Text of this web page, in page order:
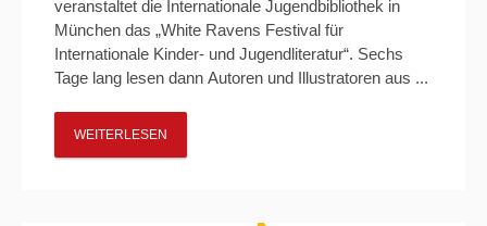
veranstaltet die Internationale Jugendbibliothek in
München das „White Ravens Festival für
Internationale Kinder- und Jugendliteratur“. Sechs
Tage lang lesen dann Autoren und Illustratoren aus ...
WEITERLESEN